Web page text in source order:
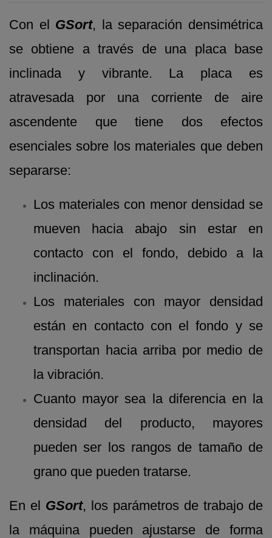
Con el GSort, la separación densimétrica
se obtiene a través de una placa base
inclinada y vibrante. La placa es
atravesada por una corriente de aire
ascendente que tiene dos efectos
esenciales sobre los materiales que deben
separarse:
Los materiales con menor densidad se
mueven hacia abajo sin estar en
contacto con el fondo, debido a la
inclinación.
Los materiales con mayor densidad
están en contacto con el fondo y se
transportan hacia arriba por medio de
la vibración.
Cuanto mayor sea la diferencia en la
densidad del producto, mayores
pueden ser los rangos de tamaño de
grano que pueden tratarse.
En el GSort, los parámetros de trabajo de
la máquina pueden ajustarse de forma